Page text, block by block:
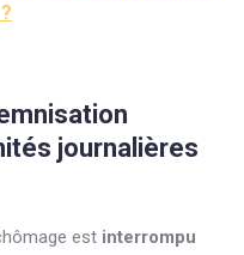
journalières
est interrompu